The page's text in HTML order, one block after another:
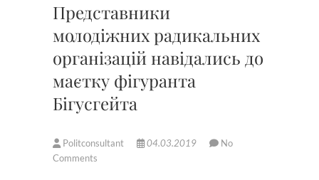
Представники
молодіжних радикальних
організацій навідались до
маєтку фігуранта
Бігусгейта
Politconsultant 04.03.2019
No
Comments